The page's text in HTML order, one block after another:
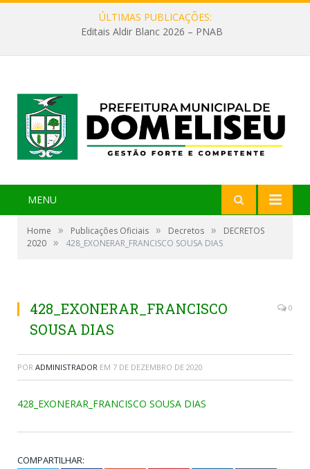
ÚLTIMAS PUBLICAÇÕES:
Editais Aldir Blanc 2026 – PNAB
MENU
Home » Publicações Oficiais » Decretos »
DECRETOS
2020 » 428_EXONERAR_FRANCISCO SOUSA DIAS
428_EXONERAR_FRANCISCO
SOUSA DIAS
0
POR ADMINISTRADOR EM 7 DE DEZEMBRO DE 2020
428_EXONERAR_FRANCISCO SOUSA DIAS
COMPARTILHAR: